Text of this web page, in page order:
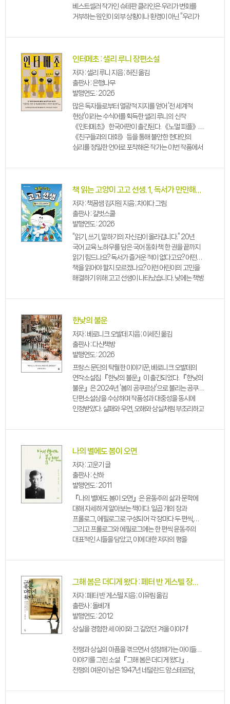
베스트셀러 작가인 슈테판 클라인은 우리가 변화를
거부하는 원인이 외부 상황이나 환경이 아닌 “우리가
만든 인지적 오류와 고정관념, 착각이 변화를
인터메초 : 샐리 루니 장편소설
저자 : 샐리 루니 지음 ; 허진 옮김
출판사 : 은행나무
발행연도 : 2026
많은 독자들로부터 열광적 지지를 얻어 ‘전 세계적
현상’이라는 수식어를 획득한 샐리 루니의 신작
《인터메초》 한국어판이 출간된다. 《노멀 피플》
《친구들과의 대화》 등을 통해 불안한 현대인의
심리를 정밀한 언어로 포착해온 작가는 이번 작품에서
퇴색시키는 필멸성으로 확장한다. 아버지의 죽음 이후
저자 : 책꿈샘 김지원 지음 ; 차야다 그림
출판사 : 길벗스쿨
발행연도 : 2026
“읽기, 쓰기, 말하기의 자신감이 올라갑니다.” 20년
국어 교육 노하우를 담은 국어 동화 책 한 권을 끝까지
읽기 힘드나요? 독서가 즐거운 적이 없다고요? 어떤
책을 읽어야 할지 모르겠나요? 이런 어린이의 고민을
해결하기 위해 고고 선생이 나타났습니다. 낮에는 책방
독서를 싫어하는 어린이 시후에게 특별...
한낮의 불운
저자 : 베로니크 오발데 지음 ; 이세진 옮김
출판사 : 다산책방
발행연도 : 2026
프랑스 문단의 탁월한 이야기꾼, 베로니크 오발데의
연작소설집 『한낮의 불운』이 출간되었다. 『한낮의
불운』은 2024년 ‘봄의 공쿠르상’으로 불리는 공쿠르
단편소설상을 수상하며 작품성과 대중성을 동시에
인정받았다. 실패와 우연, 오해와 상실처럼 부조리하고
풀어내는 것이 이 소설집의 가장 큰 특징이다.
나의 별에도 봄이 오면
저자 : 고운기 글
출판사 : 산하
발행연도 : 2011
『나의 별에도 봄이 오면』은 윤동주의 삶과 문학에
대해 자세하게 알아보는 책이다. 일곱 개의 장과
프롤로그, 에필로그로 구성되어 각 장마다 두 편씩,
그리고 프롤로그와 에필로그에는 한 편씩 윤동주의
대표적인 시들을 담았고, 이에 대한 저자의 평을
배어있는 육필원고들을 함께 담고 있다.
그해 봄은 더디게 왔다 : 페터 반 게스텔 장편소설
저자 : 페터 반 게스텔 지음 ; 이유림 옮김
출판사 : 돌베개
발행연도 : 2012
상실을 경험한 세 아이와 그 길었던 겨울 이야기!
전쟁과 상실의 아픔을 겪으면서 성장해가는 아이들의
이야기를 그린 소설 『그해 봄은 더디게 왔다』.
전쟁의 여운이 남은 1947년 네덜란드 암스테르담,
만남과 이별 이야기를 그려낸 이 작품은 전쟁의